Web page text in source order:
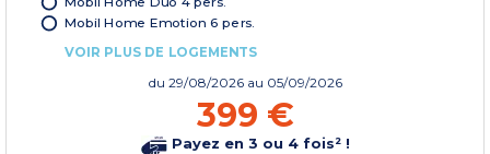
Mobil Home Emotion 6 pers.
VOIR PLUS DE LOGEMENTS
du 29/08/2026 au 05/09/2026
399 €
Payez en 3 ou 4 fois² !